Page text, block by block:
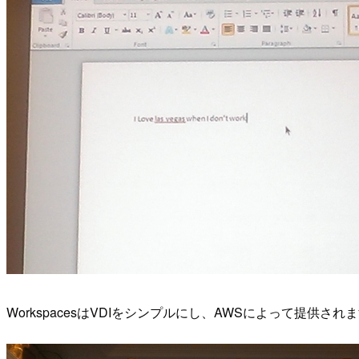
WorkspacesはVDIをシンプルにし、AWSによって提供され